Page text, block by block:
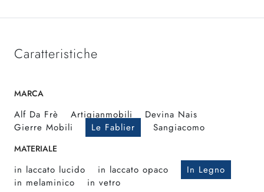
Caratteristiche
MARCA
Alf Da Frè Artigianmobili
Devina Nais
Gierre Mobili
Le Fablier Sangiacomo
MATERIALE
in laccato lucido in laccato opaco
In Legno
in melaminico
in vetro